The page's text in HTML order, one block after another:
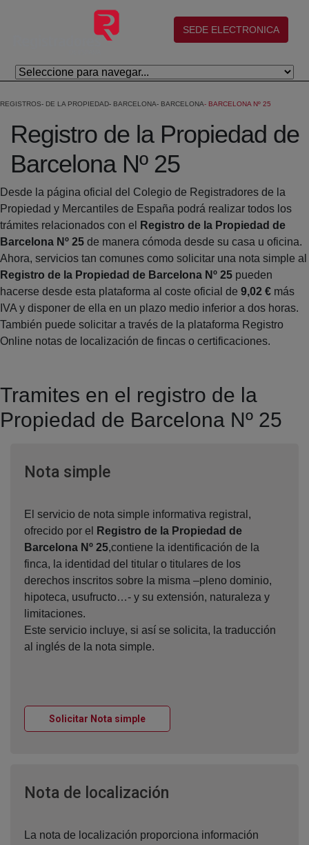
Salta al contingut principal
(abre en nueva ventana)
SEDE ELECTRONICA
REGISTROS DE LA PROPIEDAD BARCELONA BARCELONA BARCELONA Nº 25
Registro de la Propiedad de
Barcelona Nº 25
Desde la página oficial del Colegio de Registradores de la
Propiedad y Mercantiles de España podrá realizar todos los
trámites relacionados con el
Registro de la Propiedad de
Barcelona Nº 25 de manera cómoda desde su casa u oficina.
Ahora, servicios tan comunes como solicitar una nota simple al
Registro de la Propiedad de Barcelona Nº 25 pueden
hacerse desde esta plataforma al coste oficial de 9,02 € más
IVA y disponer de ella en un plazo medio inferior a dos horas.
También puede solicitar a través de la plataforma Registro
Online notas de localización de fincas o certificaciones.
Tramites en el registro de la
Propiedad de Barcelona Nº 25
Nota simpleVentana nueva
El servicio de nota simple informativa registral,
ofrecido por el
Registro de la Propiedad de
Barcelona Nº 25,contiene la identificación de la
finca, la identidad del titular o titulares de los
derechos inscritos sobre la misma –pleno dominio,
hipoteca, usufructo…- y su extensión, naturaleza y
limitaciones.
Este servicio incluye, si así se solicita, la traducción
al inglés de la nota simple.
Solicitar Nota simpleVentana nueva
Nota de localización
La nota de localización proporciona información